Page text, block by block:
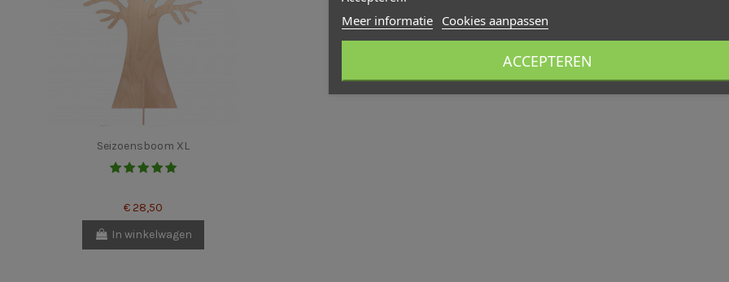
Seizoensboom XL
€ 28,50
In winkelwagen
Meer informatie Cookies aanpassen
ACCEPTEREN